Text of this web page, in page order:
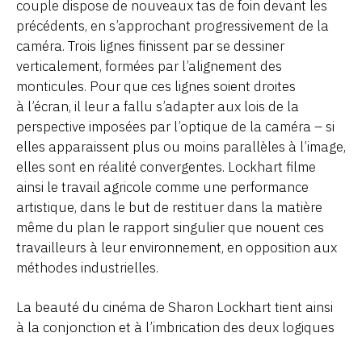
couple dispose de nouveaux tas de foin devant les
précédents, en s’approchant progressivement de la
caméra. Trois lignes finissent par se dessiner
verticalement, formées par l’alignement des
monticules. Pour que ces lignes soient droites
à l’écran, il leur a fallu s’adapter aux lois de la
perspective imposées par l’optique de la caméra – si
elles apparaissent plus ou moins parallèles à l’image,
elles sont en réalité convergentes. Lockhart filme
ainsi le travail agricole comme une performance
artistique, dans le but de restituer dans la matière
même du plan le rapport singulier que nouent ces
travailleurs à leur environnement, en opposition aux
méthodes industrielles.
La beauté du cinéma de Sharon Lockhart tient ainsi
à la conjonction et à l’imbrication des deux logiques